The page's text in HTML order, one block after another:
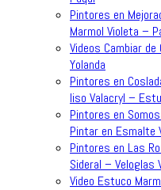
Pintores en
Marmol Violeta –
Videos Cambiar
Yolanda
Pintores en
liso Valacryl –
Pintores en
Pintar en Esmalte
Pintores en Las
Sideral – Veloglas
Video Estuco